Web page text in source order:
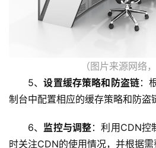
l
u
（图片来源网络
5、设置缓存策略和防盗链：
制台中配置相应的缓存策略和防盗
6、 监控与调整：利用CDN控
时关注CDN的使用情况，并根据需